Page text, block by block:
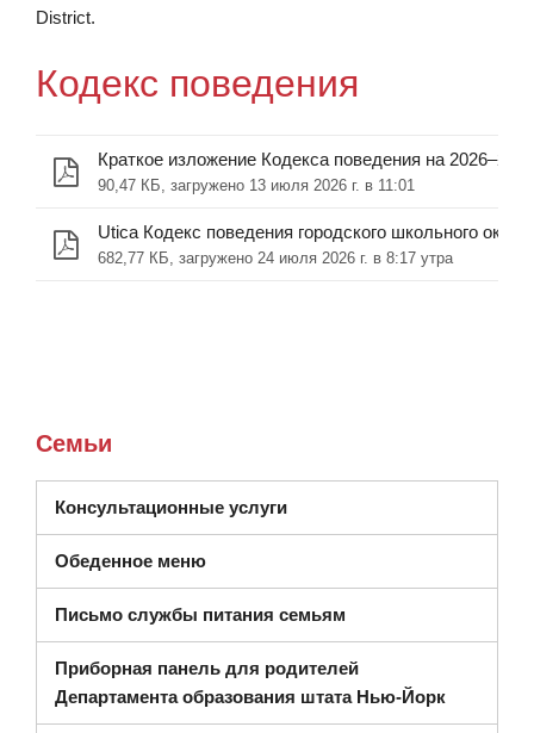
District.
Кодекс поведения
90,47 КБ, загружено 13 июля 2026 г. в 11:01
682,77 КБ, загружено 24 июля 2026 г. в 8:17 утра
Семьи
Консультационные услуги(открывается в новом окне)
Обеденное меню
Письмо службы питания семьям
Приборная панель для родителей
Департамента образования штата Нью-Йорк